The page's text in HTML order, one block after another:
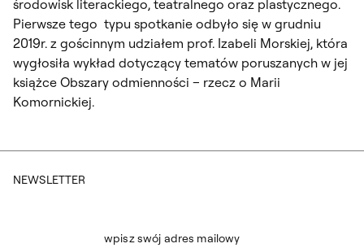
środowisk literackiego, teatralnego oraz plastycznego.
Pierwsze tego typu spotkanie odbyło się w grudniu
2019r. z gościnnym udziałem prof. Izabeli Morskiej, która
wygłosiła wykład dotyczący tematów poruszanych w jej
książce Obszary odmienności – rzecz o Marii
Komornickiej.
NEWSLETTER
wpisz swój adres mailowy